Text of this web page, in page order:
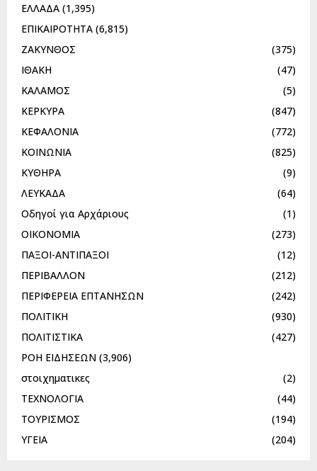
ΕΛΛΑΔΑ (1,395)
ΕΠΙΚΑΙΡΟΤΗΤΑ (6,815)
ΖΑΚΥΝΘΟΣ
(375)
ΙΘΑΚΗ
(47)
ΚΑΛΑΜΟΣ
(5)
ΚΕΡΚΥΡΑ
(847)
ΚΕΦΑΛΟΝΙΑ
(772)
ΚΟΙΝΩΝΙΑ
(825)
ΚΥΘΗΡΑ
(9)
ΛΕΥΚΑΔΑ
(64)
Οδηγοί για Αρχάριους
(1)
ΟΙΚΟΝΟΜΙΑ
(273)
ΠΑΞΟΙ-ΑΝΤΙΠΑΞΟΙ
(12)
ΠΕΡΙΒΑΛΛΟΝ
(212)
ΠΕΡΙΦΕΡΕΙΑ ΕΠΤΑΝΗΣΩΝ
(242)
ΠΟΛΙΤΙΚΗ
(930)
ΠΟΛΙΤΙΣΤΙΚΑ
(427)
ΡΟΗ ΕΙΔΗΣΕΩΝ (3,906)
στοιχηματικες
(2)
ΤΕΧΝΟΛΟΓΙΑ
(44)
ΤΟΥΡΙΣΜΟΣ
(194)
ΥΓΕΙΑ
(204)